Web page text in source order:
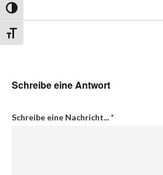
Umschalten auf hohe Kontraste
Schrift vergrößern
Schreibe eine Antwort
Schreibe eine Nachricht...*